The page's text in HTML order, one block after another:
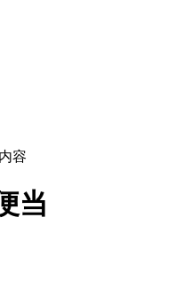
容
当